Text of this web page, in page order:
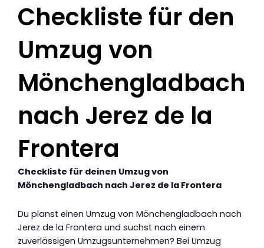
Checkliste für den
Umzug von
Mönchengladbach
nach Jerez de la
Frontera
Checkliste für deinen Umzug von
Mönchengladbach nach Jerez de la Frontera
Du planst einen Umzug von Mönchengladbach nach
Jerez de la Frontera und suchst nach einem
zuverlässigen Umzugsunternehmen? Bei Umzug